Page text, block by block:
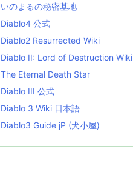
i
s
t
いのまるの秘密基地
Diablo4 公式
Diablo2 Resurrected Wiki
Diablo II: Lord of Destruction Wiki
The Eternal Death Star
Diablo III 公式
Diablo 3 Wiki 日本語
Diablo3 Guide jP (犬小屋)